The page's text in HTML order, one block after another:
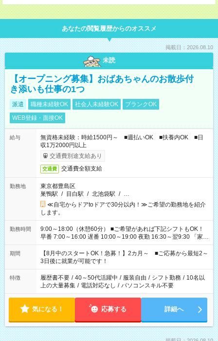
あなたの閲覧履歴からのオススメ
掲載日：2026.08.10
未読
【オープニング募集】おばあちゃんのお散歩付
き添いも仕事の1つ
派遣 職種未経験OK 社会人未経験OK
ブランクOK
WEB登録・面接OK
給与
無資格未経験：時給1500円～ ■週払いOK ■扶養内OK ■日
収1万2000円以上
交通費別途支給あり
交通費 交通費全額支給
勤務地
東京都豊島区
巣鴨駅 / 目白駅 / 北池袋駅 / …
≪自宅からドアtoドアで30分以内！≫ご希望の勤務地を紹介
します。
勤務時間
9:00～18:00（休憩60分） ■ご希望があれば下記シフトもOK！
早番 7:00～16:00 遅番 10:00～19:00 夜勤 16:30～翌9:30 「家族
と休みを合わせたい」 「余裕を持って夕飯の準備がしたい」
「できれば残業はしたくない」 など、ご希望を教えてください
ね。 ※Wワーク希望の方へ 今ご覧のお仕事で希望する勤務時間
と、もう1つのお仕事の勤務時間。 合計で週40時間を超える場
合は応募できません。
期間
【8月中のスタートOK！急募！】2カ月～ ■ご応募から最短2～
3日後に就業が可能です！
特徴 履歴書不要 / 40～50代活躍中 / 服装自由 / シフト勤務 / 10名以
上の大量募集 / 電話対応なし / パソコンスキル不要
気になる！ 応募する 詳細へ